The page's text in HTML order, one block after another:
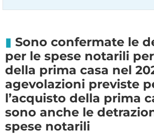
Sono confermate le
per le spese notarili
della prima casa nel
agevolazioni previste
l’acquisto della prima
sono anche le
spese notarili